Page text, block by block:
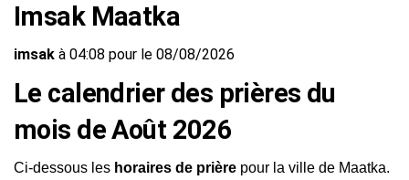
Imsak Maatka
imsak à 04:08 pour le 08/08/2026
Le calendrier des prières du
mois de Août 2026
Ci-dessous les horaires de prière pour la ville de Maatka.